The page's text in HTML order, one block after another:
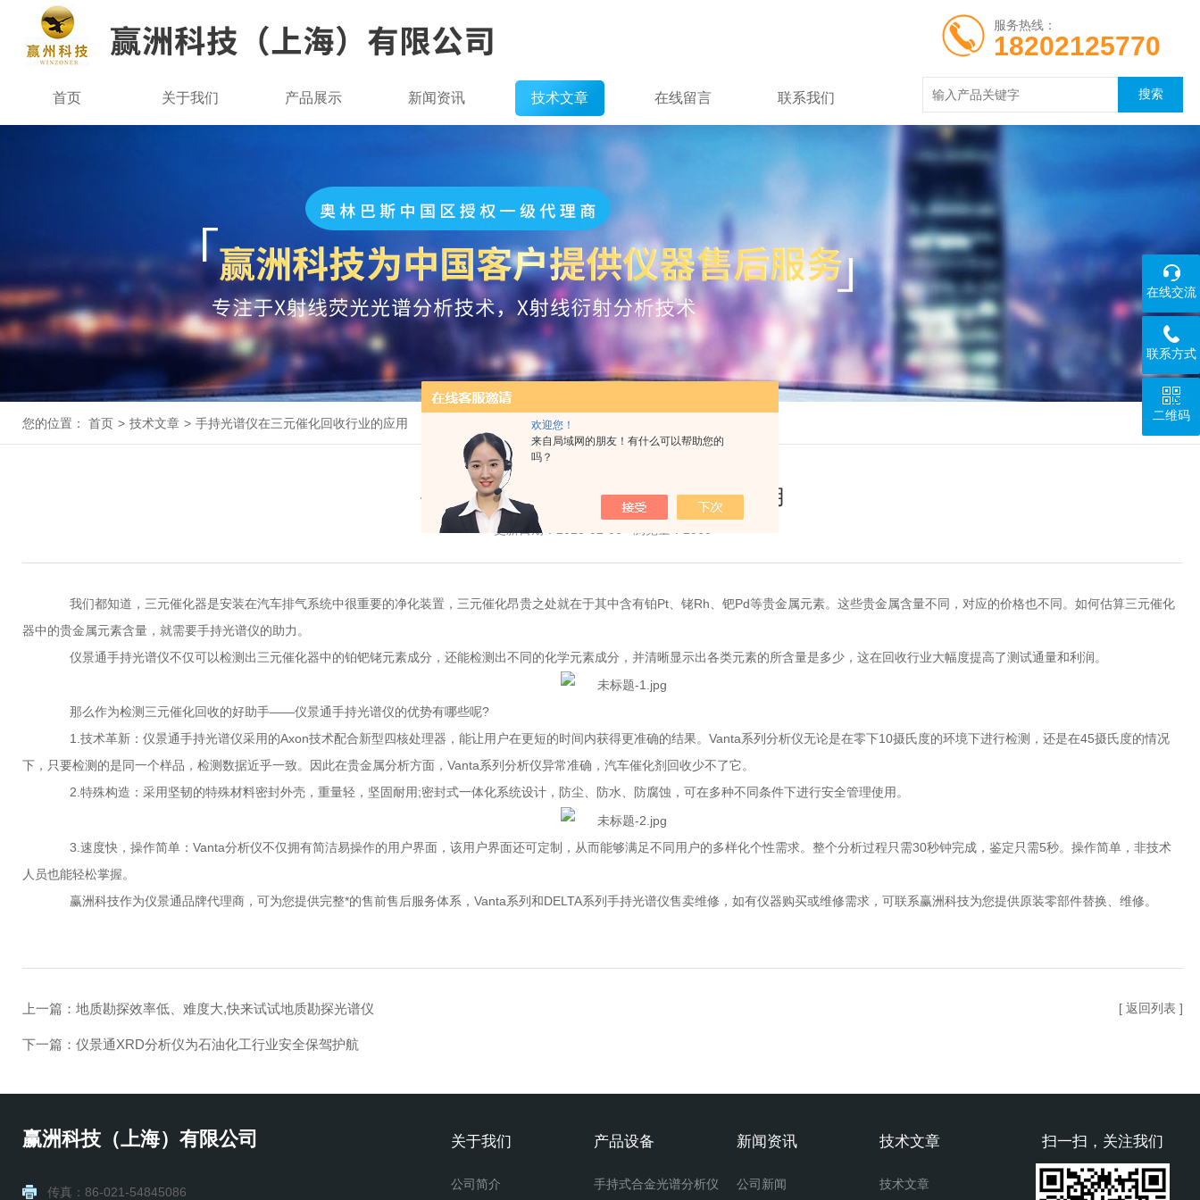
欢迎您！
来自局域网的朋友！有什么可以帮助您的
吗？
服务热线：
18202125770
首页 关于我们 产品展示 新闻资讯 技术文章 在线留言 联系我们
您的位置： 首页 > 技术文章 > 手持光谱仪在三元催化回收行业的应用
手持光谱仪在三元催化回收行业的应用
更新日期：2023-02-08 浏览量：2560
我们都知道，三元催化器是安装在汽车排气系统中很重要的净化装置，三元催化昂贵之处就在于其中含有铂Pt、铑Rh、钯Pd等贵金属元素。这些贵金属含量不同，对应的价格也不同。如何估算三元催化
器中的贵金属元素含量，就需要手持光谱仪的助力。
仪景通手持光谱仪不仅可以检测出三元催化器中的铂钯铑元素成分，还能检测出不同的化学元素成分，并清晰显示出各类元素的所含量是多少，这在回收行业大幅度提高了测试通量和利润。
那么作为检测三元催化回收的好助手——仪景通手持光谱仪的优势有哪些呢?
1.技术革新：仪景通手持光谱仪采用的Axon技术配合新型四核处理器，能让用户在更短的时间内获得更准确的结果。Vanta系列分析仪无论是在零下10摄氏度的环境下进行检测，还是在45摄氏度的情况
下，只要检测的是同一个样品，检测数据近乎一致。因此在贵金属分析方面，Vanta系列分析仪异常准确，汽车催化剂回收少不了它。
2.特殊构造：采用坚韧的特殊材料密封外壳，重量轻，坚固耐用;密封式一体化系统设计，防尘、防水、防腐蚀，可在多种不同条件下进行安全管理使用。
3.速度快，操作简单：Vanta分析仪不仅拥有简洁易操作的用户界面，该用户界面还可定制，从而能够满足不同用户的多样化个性需求。整个分析过程只需30秒钟完成，鉴定只需5秒。操作简单，非技术
人员也能轻松掌握。
赢洲科技作为仪景通品牌代理商，可为您提供完整*的售前售后服务体系，Vanta系列和DELTA系列手持光谱仪售卖维修，如有仪器购买或维修需求，可联系赢洲科技为您提供原装零部件替换、维修。
上一篇： 地质勘探效率低、难度大,快来试试地质勘探光谱仪
下一篇： 仪景通XRD分析仪为石油化工行业安全保驾护航
[ 返回列表 ]
赢洲科技（上海）有限公司
传真：86-021-54845086
扫一扫，关注我们
关于我们
公司简介
产品设备
手持式合金光谱分析仪
新闻资讯
公司新闻
技术文章
技术文章
在线交流
联系方式
二维码